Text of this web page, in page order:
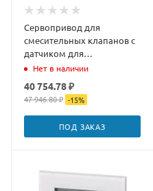
Сервопривод для
смесительных клапанов с
датчиком для
фиксированной
Stout (230 Вт, 135 сек)
Нет в наличии
40 754.78 ₽
47 946.80 ₽ -15%
ПОД ЗАКАЗ